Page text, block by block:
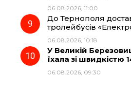
06.08.2026, 11:00
До Тернополя
тролейбусів
06.08.2026, 10:18
У Великій
їхала зі швидкістю
06.08.2026, 09:30